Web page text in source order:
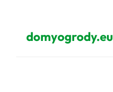
domyogrody.eu